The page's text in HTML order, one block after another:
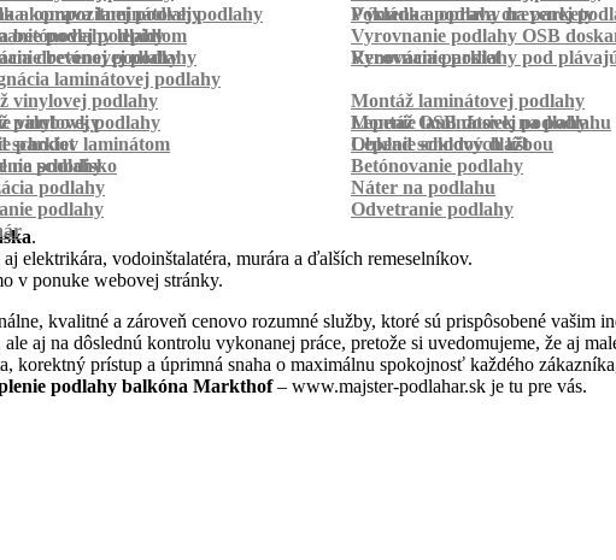
kompozitnej podlahy Pokládka podlahy na parkety
a oprava laminátovej podlahy Výmena a oprava drevenej
betónovej podlahy
podlahy lepidlom Vyrovnanie podlahy OSB
betónovej podlahy Vyrovnanie podlahy pod
drevenej podlahy Renovácia parkiet
laminátovej podlahy
vinylovej podlahy Montáž laminátovej podlahy
palubovky Montáž OSB dosiek na podlahu
vinylovej podlahy Lepenie laminátovej podlahy
parkiet Lepenie soklových líšt
schodov laminátom Obklad schodov dlažbou
na schodisko
podlahy Betónovanie podlahy
podlahy Náter na podlahu
podlahy Odvetranie podlahy
.
elektrikára, vodoinštalatéra, murára a ďalších remeselníkov.
v ponuke webovej stránky.
kvalitné a zároveň cenovo rozumné služby, ktoré sú prispôsobené vašim
aj na dôslednú kontrolu vykonanej práce, pretože si uvedomujeme, že aj
prístup a úprimná snaha o maximálnu spokojnosť každého
podlahy balkóna Markthof– www.majster-podlahar.sk je tu pre vás.